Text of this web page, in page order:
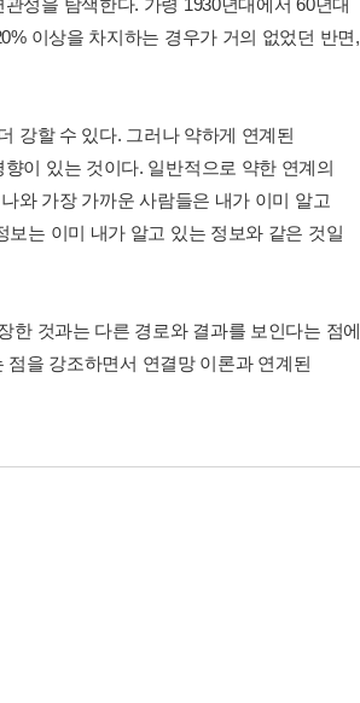
이상을 차지하는 경우가 거의 없었던 반면,
강할 수 있다. 그러나 약하게 연계된
이 있는 것이다. 일반적으로 약한 연계의
와 가장 가까운 사람들은 내가 이미 알고
는 이미 내가 알고 있는 정보와 같은 것일
한 것과는 다른 경로와 결과를 보인다는 점에
을 강조하면서 연결망 이론과 연계된